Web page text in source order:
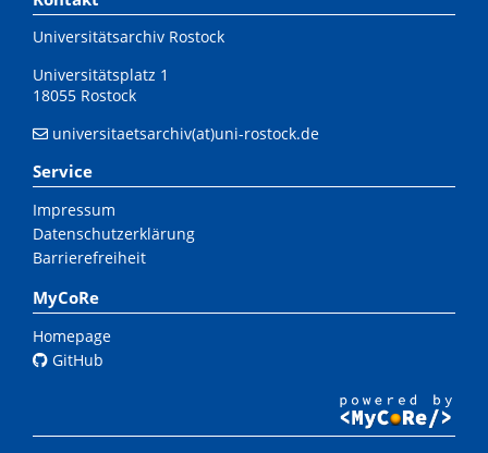
Universitätsarchiv Rostock
Universitätsplatz 1
18055 Rostock
universitaetsarchiv(at)uni-rostock.de
Service
Impressum
Datenschutzerklärung
Barrierefreiheit
MyCoRe
Homepage
GitHub